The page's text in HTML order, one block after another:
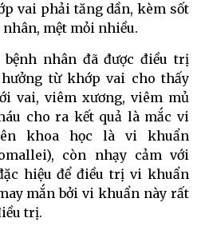
vai phải tăng dần, kèm sốt
mệt mỏi nhiều.
bệnh nhân đã được điều trị
từ khớp vai cho thấy
vai, viêm xương, viêm mủ
cho ra kết quả là mắc vi
khoa học là vi khuẩn
còn nhạy cảm với
hiệu để điều trị vi khuẩn
mắn bởi vi khuẩn này rất
trị.